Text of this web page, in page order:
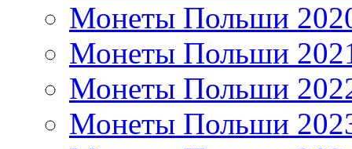
Монеты Польши
Монеты Польши
Монеты Польши
Монеты Польши